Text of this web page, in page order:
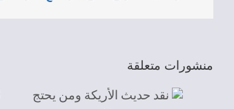
منشورات متعلقة